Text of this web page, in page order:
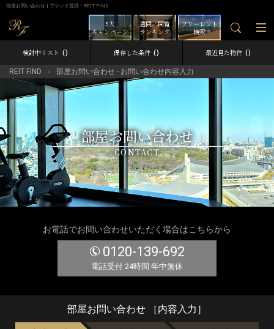
部屋お問い合わせ | ブランド賃貸－REIT FIND
フリーレント
検索
週間／閲覧
ランキング
5大
キャンペーン
検討中リスト 0 保存した条件 0 最近見た物件 0
REIT FIND 部屋お問い合わせ - お問い合わせ内容入力
部屋お問い合わせ
CONTACT
お電話でお問い合わせいただく場合はこちらから
0120-139-692
電話受付 24時間 年中無休
部屋お問い合わせ ［内容入力］